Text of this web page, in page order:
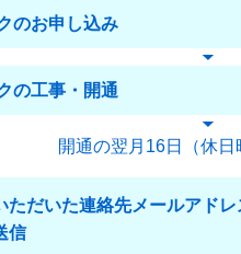
のお申し込み
の工事・開通
開通の翌月16日（休日
だいた連絡先メールアドレ
信